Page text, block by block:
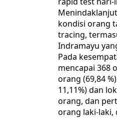
kondisi orang
tracing,
Indramayu
Pada
mencapai 368
orang (69,84
11,11%) dan
orang, dan
orang laki-laki,